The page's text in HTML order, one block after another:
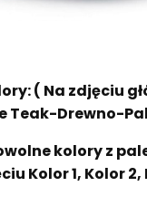
( Na zdjęciu
Teak-Drewno-
kolory z
Kolor 1, Kolor 2,